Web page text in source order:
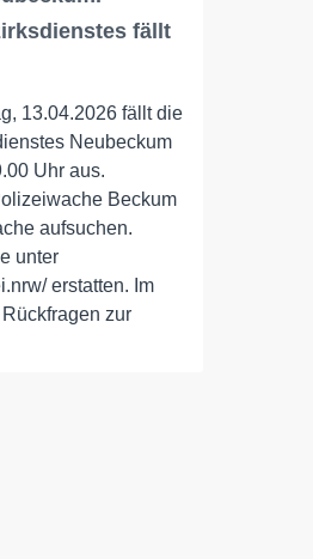
fällt
13.04.2026 fällt die
Neubeckum
Uhr aus.
Beckum
aufsuchen.
unter
erstatten. Im
zur